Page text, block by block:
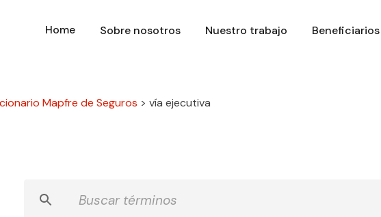
Home Sobre nosotros Nuestro trabajo Beneficiarios
Mapfre de Seguros > vía ejecutiva